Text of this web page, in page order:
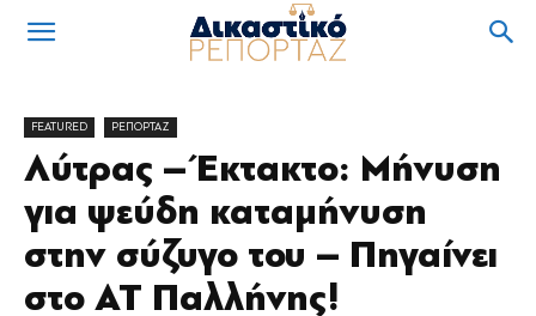
FEATURED ΡΕΠΟΡΤΑΖ
Λύτρας – Έκτακτο: Μήνυση
για ψεύδη καταμήνυση
στην σύζυγο του – Πηγαίνει
στο ΑΤ Παλλήνης!